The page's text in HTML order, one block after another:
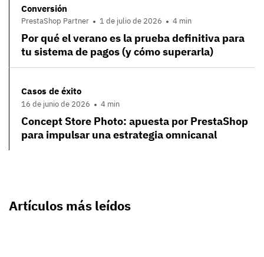
Conversión
PrestaShop Partner 1 de julio de 2026 4 min
Por qué el verano es la prueba definitiva para
tu sistema de pagos (y cómo superarla)
Casos de éxito
16 de junio de 2026 4 min
Concept Store Photo: apuesta por PrestaShop
para impulsar una estrategia omnicanal
Artículos más leídos